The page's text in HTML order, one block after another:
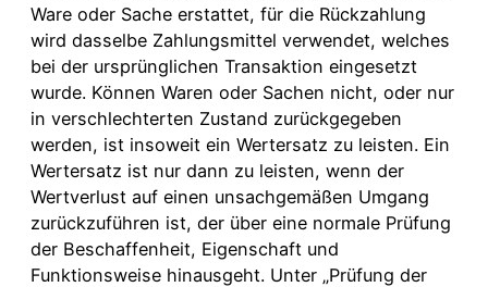
Ware oder Sache erstattet, für die Rückzahlung
wird dasselbe Zahlungsmittel verwendet, welches
bei der ursprünglichen Transaktion eingesetzt
wurde. Können Waren oder Sachen nicht, oder nur
in verschlechterten Zustand zurückgegeben
werden, ist insoweit ein Wertersatz zu leisten. Ein
Wertersatz ist nur dann zu leisten, wenn der
Wertverlust auf einen unsachgemäßen Umgang
zurückzuführen ist, der über eine normale Prüfung
der Beschaffenheit, Eigenschaft und
Funktionsweise hinausgeht. Unter „Prüfung der